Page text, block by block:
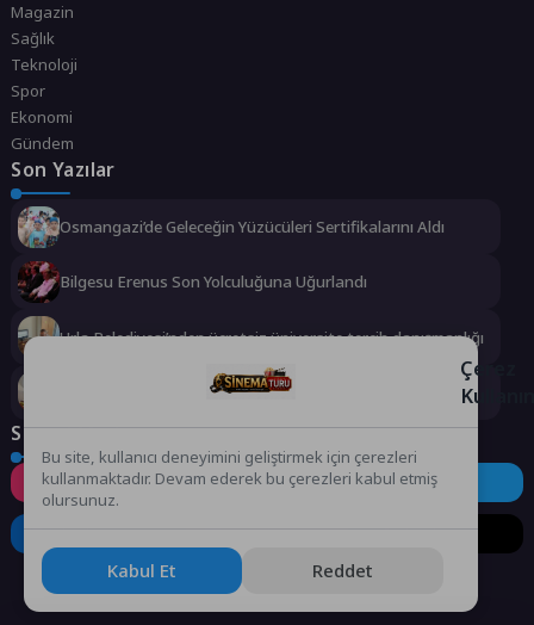
Magazin
Sağlık
Teknoloji
Spor
Ekonomi
Gündem
Son Yazılar
Osmangazi’de Geleceğin Yüzücüleri Sertifikalarını Aldı
Bilgesu Erenus Son Yolculuğuna Uğurlandı
Urla Belediyesi’nden ücretsiz üniversite tercih danışmanlığı
2 milyona yakın aday bu testi çözdü…
Sosyal Medya
Instagram Facebook Twitter
LinkedIn YouTube TikTok
Çerez
Bu site, kullanıcı deneyimini geliştirmek için çerezleri
kullanmaktadır. Devam ederek bu çerezleri kabul etmiş
olursunuz.
Kabul Et Reddet